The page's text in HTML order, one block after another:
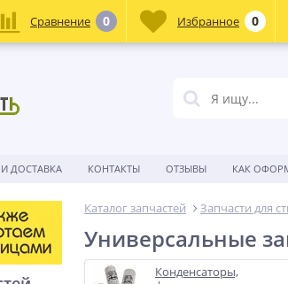
ДОСТАВКА КОНТАКТЫ ОТЗЫВЫ КАК
Каталог запчастей Запчасти для
Универсальные
Конденсаторы,
Сравнение 0 Избранное 0